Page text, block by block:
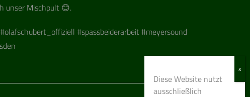
unser Mischpult 😊.
#spass­bei­der­ar­beit #mey­er­sound
Diese Website nutzt
ausschließlich